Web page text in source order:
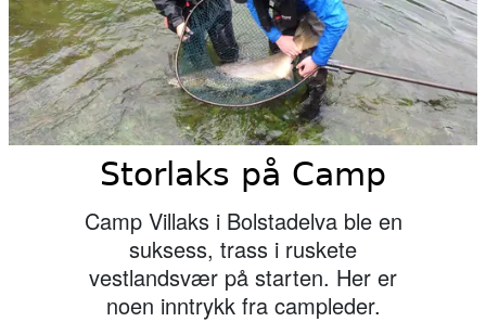
Storlaks på Camp
Camp Villaks i Bolstadelva ble en
suksess, trass i ruskete
vestlandsvær på starten. Her er
noen inntrykk fra campleder.